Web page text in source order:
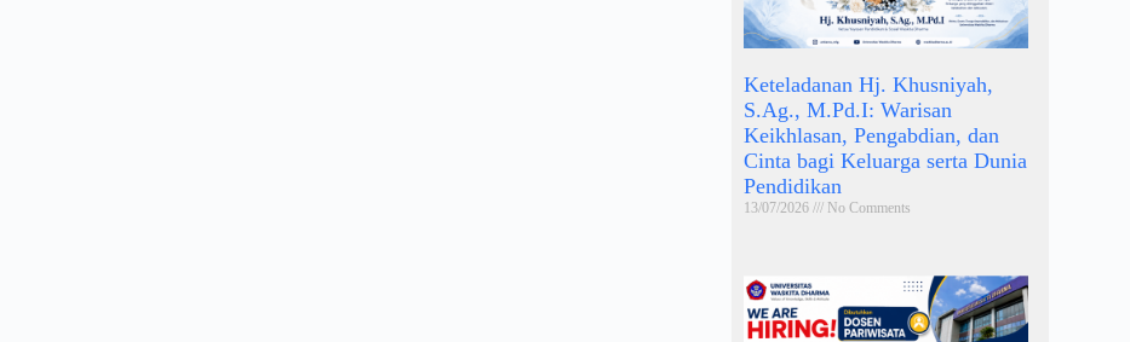
Keteladanan Hj. Khusniyah,
S.Ag., M.Pd.I: Warisan
Keikhlasan, Pengabdian, dan
Cinta bagi Keluarga serta Dunia
Pendidikan
13/07/2026 No Comments